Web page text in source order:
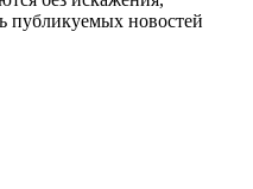
публикуемых новостей